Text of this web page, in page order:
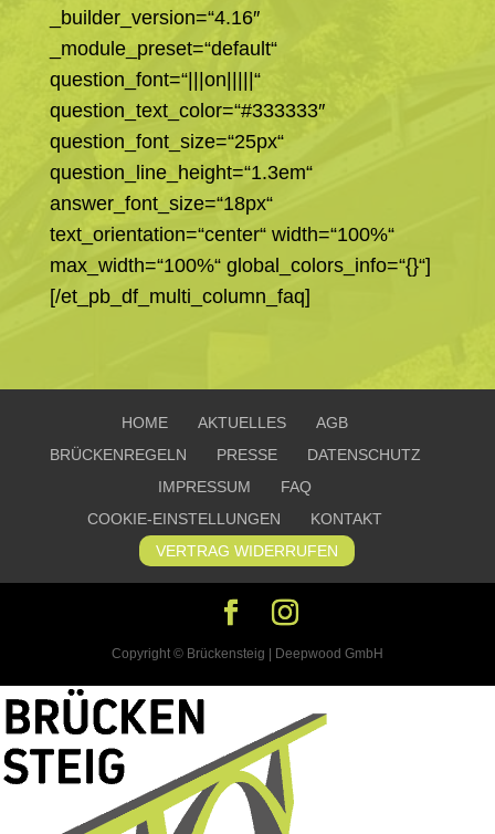
_builder_version=“4.16″
_module_preset=“default“
question_font=“|||on|||||“
question_text_color=“#333333″
question_font_size=“25px“
question_line_height=“1.3em“
answer_font_size=“18px“
text_orientation=“center“ width=“100%“
max_width=“100%“ global_colors_info=“{}“]
[/et_pb_df_multi_column_faq]
HOME AKTUELLES
AGB
BRÜCKENREGELN
PRESSE
DATENSCHUTZ
IMPRESSUM
FAQ
COOKIE-EINSTELLUNGEN
KONTAKT
VERTRAG WIDERRUFEN
Copyright © Brückensteig | Deepwood GmbH